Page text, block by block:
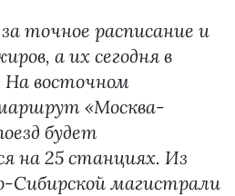
точное расписание и
а их сегодня в
На восточном
«Москва-
будет
на 25 станциях. Из
Сибирской магистрали